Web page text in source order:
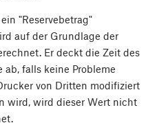
"Reservebetrag"
auf der Grundlage der
Er deckt die Zeit des
falls keine Probleme
von Dritten modifiziert
wird, wird dieser Wert nicht